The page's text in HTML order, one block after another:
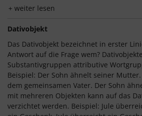
weiter lesen
Dativobjekt
Das Dativobjekt bezeichnet in erster
Antwort auf die Frage wem?
Substantivgruppen attributive
Beispiel: Der Sohn ähnelt seiner
dem gemeinsamen Vater. Der Sohn
mit mehreren Objekten kann auf das
verzichtet werden. Beispiel: Jule